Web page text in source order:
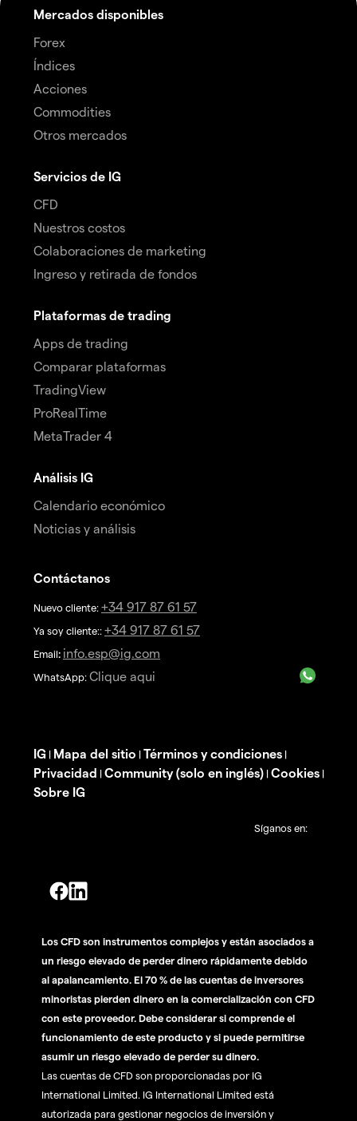
Mercados disponibles
Forex
Índices
Acciones
Commodities
Otros mercados
Servicios de IG
CFD
Nuestros costos
Colaboraciones de marketing
Ingreso y retirada de fondos
Plataformas de trading
Apps de trading
Comparar plataformas
TradingView
ProRealTime
MetaTrader 4
Análisis IG
Calendario económico
Noticias y análisis
Contáctanos
Nuevo cliente: +34 917 87 61 57
Ya soy cliente:: +34 917 87 61 57
Email: info.esp@ig.com
WhatsApp: Clique aqui
IG | Mapa del sitio | Términos y condiciones |
Privacidad | Community (solo en inglés) | Cookies |
Sobre IG
Síganos en:
Los CFD son instrumentos complejos y están asociados a
un riesgo elevado de perder dinero rápidamente debido
al apalancamiento. El 70 % de las cuentas de inversores
minoristas pierden dinero en la comercialización con CFD
con este proveedor. Debe considerar si comprende el
funcionamiento de este producto y si puede permitirse
asumir un riesgo elevado de perder su dinero.
Las cuentas de CFD son proporcionadas por IG
International Limited. IG International Limited está
autorizada para gestionar negocios de inversión y